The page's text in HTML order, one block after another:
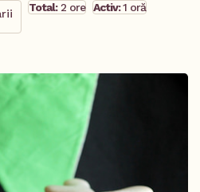
Total:2 ore Activ:1 oră